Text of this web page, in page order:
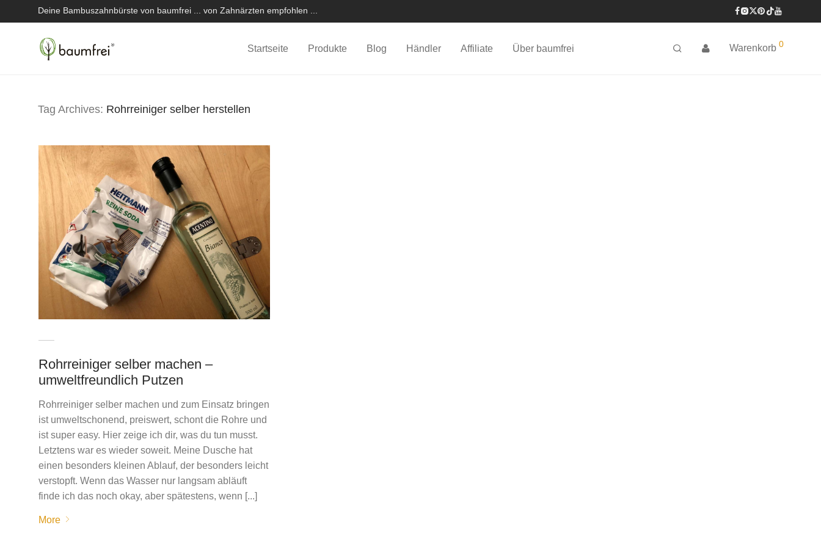
Deine Bambuszahnbürste von baumfrei ... von Zahnärzten empfohlen ...
Startseite Produkte Blog Händler Affiliate Über baumfrei Warenkorb 0
Tag Archives: Rohrreiniger selber herstellen
Rohrreiniger selber machen –
umweltfreundlich Putzen
Rohrreiniger selber machen und zum Einsatz bringen
ist umweltschonend, preiswert, schont die Rohre und
ist super easy. Hier zeige ich dir, was du tun musst.
Letztens war es wieder soweit. Meine Dusche hat
einen besonders kleinen Ablauf, der besonders leicht
verstopft. Wenn das Wasser nur langsam abläuft
finde ich das noch okay, aber spätestens, wenn [...]
More